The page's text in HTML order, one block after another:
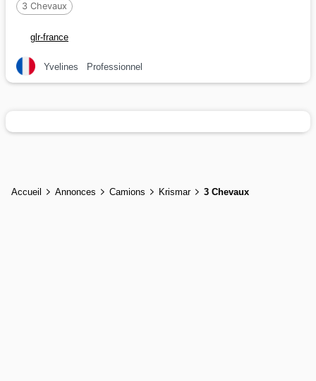
3 Chevaux
glr-france
Yvelines Professionnel
Accueil Annonces Camions Krismar 3 Chevaux